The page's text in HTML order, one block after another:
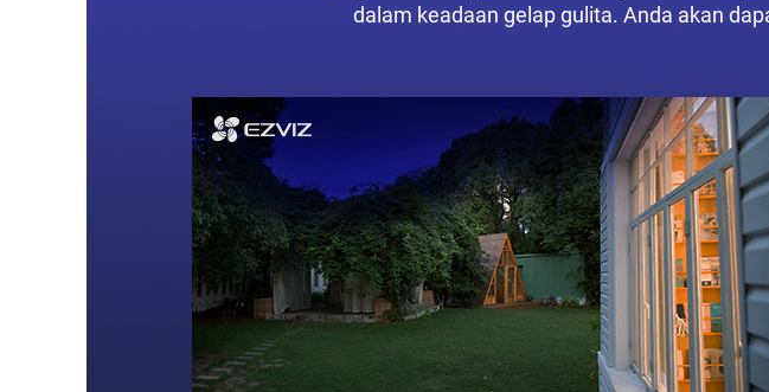
dalam keadaan gelap gulita. Anda akan